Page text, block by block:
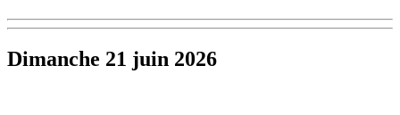
Dimanche 21 juin 2026